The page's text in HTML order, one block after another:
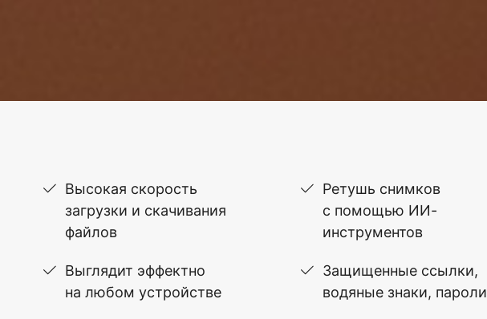
Высокая скорость
загрузки и скачивания
файлов
Выглядит эффектно
на любом устройстве
Ретушь снимков
с помощью ИИ-
инструментов
Защищенные ссылки,
водяные знаки, пароли